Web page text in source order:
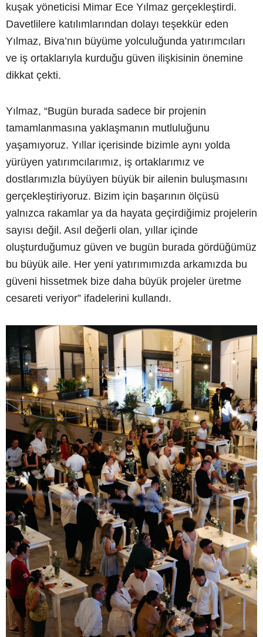
kuşak yöneticisi Mimar Ece Yılmaz gerçekleştirdi.
Davetlilere katılımlarından dolayı teşekkür eden
Yılmaz, Biva’nın büyüme yolculuğunda yatırımcıları
ve iş ortaklarıyla kurduğu güven ilişkisinin önemine
dikkat çekti.
Yılmaz, “Bugün burada sadece bir projenin
tamamlanmasına yaklaşmanın mutluluğunu
yaşamıyoruz. Yıllar içerisinde bizimle aynı yolda
yürüyen yatırımcılarımız, iş ortaklarımız ve
dostlarımızla büyüyen büyük bir ailenin buluşmasını
gerçekleştiriyoruz. Bizim için başarının ölçüsü
yalnızca rakamlar ya da hayata geçirdiğimiz projelerin
sayısı değil. Asıl değerli olan, yıllar içinde
oluşturduğumuz güven ve bugün burada gördüğümüz
bu büyük aile. Her yeni yatırımımızda arkamızda bu
güveni hissetmek bize daha büyük projeler üretme
cesareti veriyor” ifadelerini kullandı.